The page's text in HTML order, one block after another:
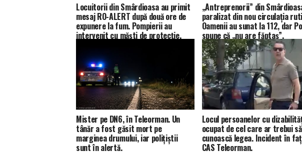
Locuitorii din Smârdioasa au primit
mesaj RO-ALERT după două ore de
expunere la fum. Pompierii au
intervenit cu măști de protecție.
„Antreprenorii” din
paralizat din nou circulația
Oamenii au sunat la 112, dar
spune că „nu are făptaș”.
Mister pe DN6, în Teleorman. Un
tânăr a fost găsit mort pe
marginea drumului, iar polițiștii
sunt în alertă.
Locul persoanelor cu
ocupat de cel care ar trebui să
cunoască legea. Incident în
CAS Teleorman.